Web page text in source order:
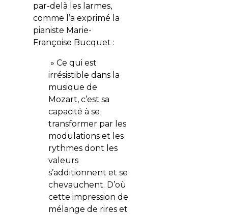
par-delà les larmes,
comme l’a exprimé la
pianiste Marie-
Françoise Bucquet :
» Ce qui est
irrésistible dans la
musique de
Mozart, c’est sa
capacité à se
transformer par les
modulations et les
rythmes dont les
valeurs
s’additionnent et se
chevauchent. D’où
cette impression de
mélange de rires et